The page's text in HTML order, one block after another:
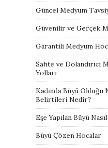
Güncel Medyum
Güvenilir ve Gerçek
Garantili Medyum
Sahte ve Dolandırıcı
Yolları
Kadında Büyü Olduğu
Belirtileri Nedir?
Eşe Yapılan Büyü
Büyü Çözen Hocalar